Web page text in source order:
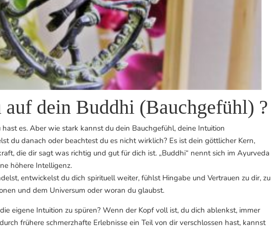
auf dein Buddhi (Bauchgefühl) ?
hast es. Aber wie stark kannst du dein Bauchgefühl, deine Intuition
du danach oder beachtest du es nicht wirklich? Es ist dein göttlicher Kern,
die dir sagt was richtig und gut für dich ist. „Buddhi“ nennt sich im Ayurveda
höhere Intelligenz.
entwickelst du dich spirituell weiter, fühlst Hingabe und Vertrauen zu dir, zu
und dem Universum oder woran du glaubst.
eigene Intuition zu spüren? Wenn der Kopf voll ist, du dich ablenkst, immer
frühere schmerzhafte Erlebnisse ein Teil von dir verschlossen hast, kannst